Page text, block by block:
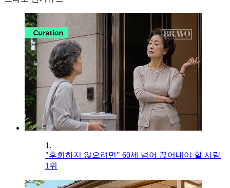
1.
"후회하지 않으려면" 60세 넘어 끊어내야 할 사람
1위